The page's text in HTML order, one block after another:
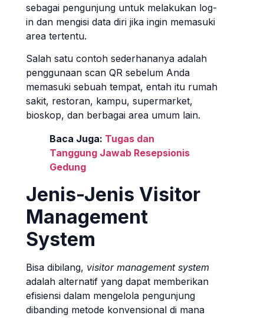
sebagai pengunjung untuk melakukan log-
in dan mengisi data diri jika ingin memasuki
area tertentu.
Salah satu contoh sederhananya adalah
penggunaan scan QR sebelum Anda
memasuki sebuah tempat, entah itu rumah
sakit, restoran, kampu, supermarket,
bioskop, dan berbagai area umum lain.
Baca Juga: Tugas dan
Tanggung Jawab Resepsionis
Gedung
Jenis-Jenis Visitor
Management
System
Bisa dibilang, visitor management system
adalah alternatif yang dapat memberikan
efisiensi dalam mengelola pengunjung
dibanding metode konvensional di mana